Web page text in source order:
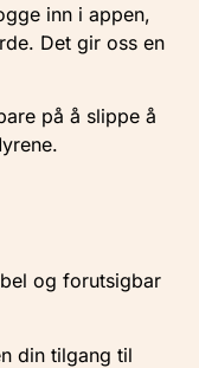
inn i appen,
Det gir oss en
på å slippe å
og forutsigbar
din tilgang til